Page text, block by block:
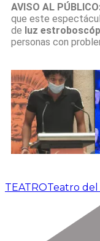
AVISO AL
que este
de luz
personas con
TEATROTeatro del